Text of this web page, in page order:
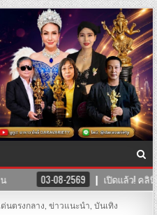
ล้ว! คลินิก TNH แพทย์แผนจีนและแพท
นตรงกลาง ข่าวแนะนำ บันเทิง